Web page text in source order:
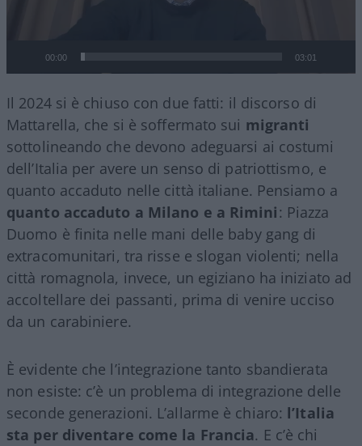
00:00 03:01
Il 2024 si è chiuso con due fatti: il discorso di
Mattarella, che si è soffermato sui migranti
sottolineando che devono adeguarsi ai costumi
dell’Italia per avere un senso di patriottismo, e
quanto accaduto nelle città italiane. Pensiamo a
quanto accaduto a Milano e a Rimini: Piazza
Duomo è finita nelle mani delle baby gang di
extracomunitari, tra risse e slogan violenti; nella
città romagnola, invece, un egiziano ha iniziato ad
accoltellare dei passanti, prima di venire ucciso
da un carabiniere.
È evidente che l’integrazione tanto sbandierata
non esiste: c’è un problema di integrazione delle
seconde generazioni. L’allarme è chiaro: l’Italia
sta per diventare come la Francia. E c’è chi